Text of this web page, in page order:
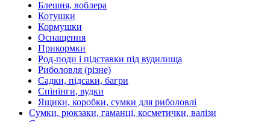
Блешня, воблера
Котушки
Кормушки
Оснащення
Прикормки
Род-поди і підставки під вудилища
Риболовля (різне)
Садки, підсаки, багри
Спінінги, вудки
Ящики, коробки, сумки для риболовлі
Сумки, рюкзаки, гаманці, косметички, валізи